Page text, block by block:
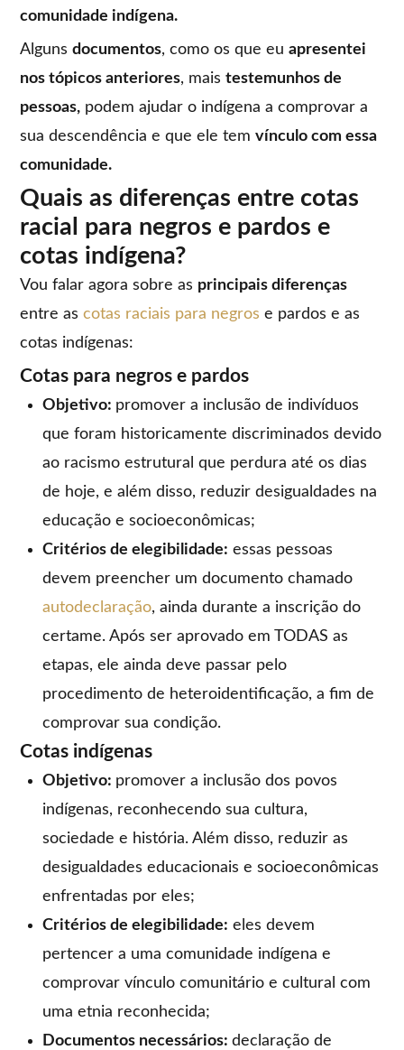
comunidade indígena.
Algunsdocumentos, como os que euapresentei
nos tópicos anteriores, maistestemunhos de
pessoas, podem ajudar o indígena a comprovar a
sua descendência e que ele temvínculo com essa
comunidade.
Quais as diferenças entre cotas
racial para negros e pardos e
cotas indígena?
Vou falar agora sobre as principais diferenças
entre ascotas raciais para negros e pardos e as
cotas indígenas:
Cotas para negros e pardos
Objetivo: promover a inclusão de indivíduos
que foram historicamente discriminados devido
ao racismo estrutural que perdura até os dias
de hoje, e além disso, reduzir desigualdades na
educação e socioeconômicas;
Critérios de elegibilidade: essas pessoas
devem preencher um documento chamado
autodeclaração, ainda durante a inscrição do
certame. Após ser aprovado em TODAS as
etapas, ele ainda deve passar pelo
procedimento de heteroidentificação, a fim de
comprovar sua condição.
Cotas indígenas
Objetivo: promover a inclusão dos povos
indígenas, reconhecendo sua cultura,
sociedade e história. Além disso, reduzir as
desigualdades educacionais e socioeconômicas
enfrentadas por eles;
Critérios de elegibilidade: eles devem
pertencer a uma comunidade indígena e
comprovar vínculo comunitário e cultural com
uma etnia reconhecida;
Documentos necessários:declaração de